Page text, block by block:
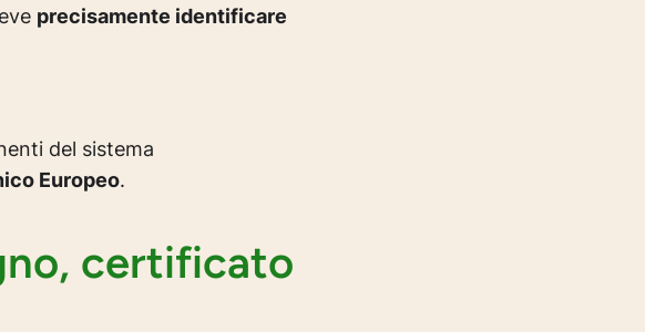
precisamente identificare
del sistema
Europeo.
certificato